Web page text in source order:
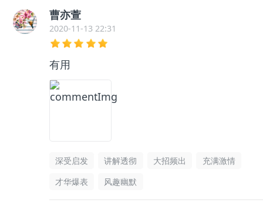
曹亦萱
2020-11-13 22:31
有用
深受启发 讲解透彻 大招频出
充满激情
才华爆表
风趣幽默